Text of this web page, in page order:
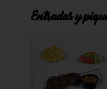
Entradas y